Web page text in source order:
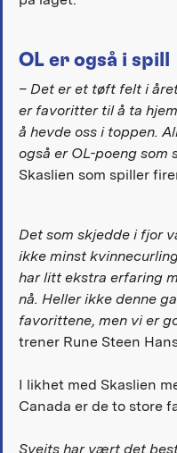
OL er også i spill
– Det er et tøft felt i
er favoritter til å ta
å hevde oss i toppen.
også er OL-poeng som
Skaslien som spiller
Det som skjedde i fjor
ikke minst
har litt ekstra erfaring
nå. Heller ikke denne
favorittene, men vi er
trener Rune Steen
I likhet med Skaslien
Canada er de to store
Sveits har vært det